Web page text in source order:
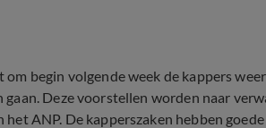
begin volgende week de kappers
gaan. Deze voorstellen worden naar
het ANP. De kapperszaken hebben